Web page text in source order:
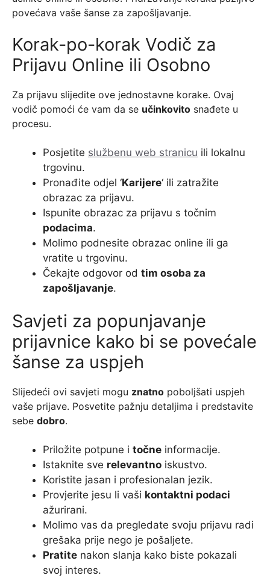
povećava vaše šanse za zapošljavanje.
Korak-po-korak Vodič za
Prijavu Online ili Osobno
Za prijavu slijedite ove jednostavne korake. Ovaj
vodič pomoći će vam da se učinkovito snađete u
procesu.
Posjetite službenu web stranicu ili lokalnu
trgovinu.
Pronađite odjel ‘Karijere‘ ili zatražite
obrazac za prijavu.
Ispunite obrazac za prijavu s točnim
podacima.
Molimo podnesite obrazac online ili ga
vratite u trgovinu.
Čekajte odgovor od tim osoba za
zapošljavanje.
Savjeti za popunjavanje
prijavnice kako bi se povećale
šanse za uspjeh
Slijedeći ovi savjeti mogu znatno poboljšati uspjeh
vaše prijave. Posvetite pažnju detaljima i predstavite
sebe dobro.
Priložite potpune i točne informacije.
Istaknite sve relevantno iskustvo.
Koristite jasan i profesionalan jezik.
Provjerite jesu li vaši kontaktni podaci
ažurirani.
Molimo vas da pregledate svoju prijavu radi
grešaka prije nego je pošaljete.
Pratite nakon slanja kako biste pokazali
svoj interes.